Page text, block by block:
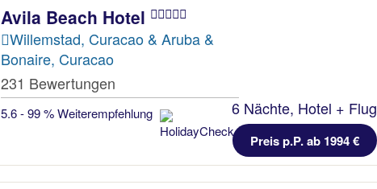
Avila Beach Hotel
Willemstad, Curacao & Aruba &
Bonaire, Curacao
231 Bewertungen
5.6 - 99 % Weiterempfehlung 6 Nächte, Hotel + Flug
Preis p.P. ab 1994 €